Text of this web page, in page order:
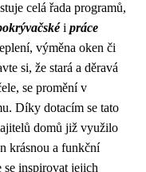
celá řada programů,
i práce
výměna oken či
si, že stará a děravá
se promění v
Díky dotacím se tato
domů již využilo
krásnou a funkční
se inspirovat jejich